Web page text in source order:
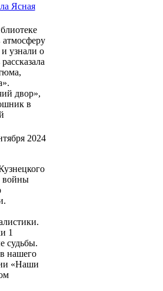
Ясная
узнали о
двор»,
в
2024
войны
1
судьбы.
нашего
«Наши